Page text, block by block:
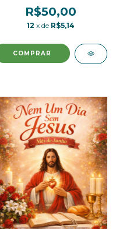
Medalha de São Bento
R$50,00
12 x de R$5,14